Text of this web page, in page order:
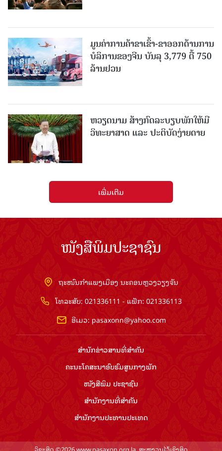
ມູນຄ່າການຄ້າຂາເຂົ້າ-ຂາອອກດ້ານການ
ບໍລິການຂອງຈີນ ບັນລຸ 3,779 ຕື້ 750
ລ້ານຢວນ
ຫວຽດນາມ ສ້າງກົດລະບຽບພັກໃຫ້ມີ
ວິທະຍາສາດ ແລະ ປະຕິບັດງ່າຍດາຍ
ເພີ່ມເຕີມ
ໜັງສືພິມປະຊາຊົນ
ຖະໜົນກຳແພງເມືອງ ນະຄອນຫຼວງວຽງຈັນ
ໂທລະສັບ: 021336111 - ແຟັກ: 021336113
ອີເມວ: pasaxonn@yahoo.com
ສຳ​ນັກ​ຂ່າວ​ສານ​ທີ່​ສຳ​ຄັນ​
ຄະນະໂຄສະນາອົບຮົມ​ສູນ​ກາງ​ພັກ
ໜັງສືພິມ ປະ​ຊາ​ຊົນ
ສຳ​ນັກ​ງານ​ທີ່​ສຳ​ຄັນ
ສຳ​ນັກ​ງານ​ປະ​ທານ​ປະ​ເທດ